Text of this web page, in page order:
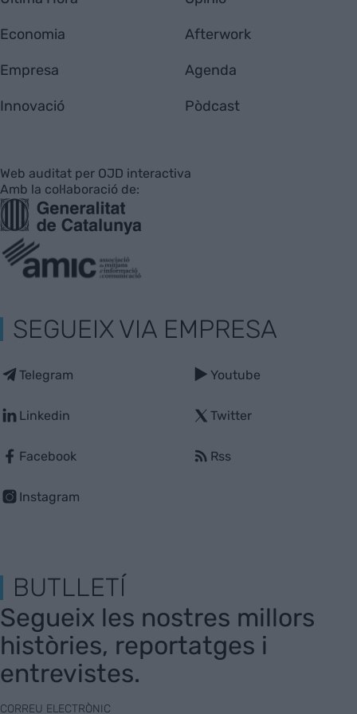
Economia
Empresa
Innovació
Afterwork
Agenda
Pòdcast
Web auditat per OJD interactiva
Amb la col·laboració de:
SEGUEIX VIA EMPRESA
Telegram
Linkedin
Facebook
Instagram
Youtube
Twitter
Rss
BUTLLETÍ
Segueix les nostres millors
històries, reportatges i
entrevistes.
CORREU ELECTRÒNIC